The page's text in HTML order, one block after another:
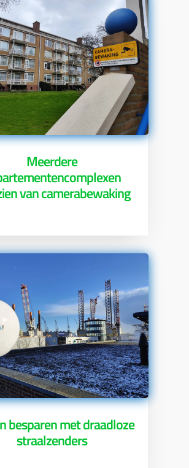
Meerdere
van camerabewaking
besparen met draadloze
straalzenders